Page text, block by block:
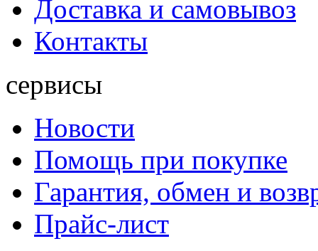
Доставка и самовывоз
Контакты
сервисы
Новости
Помощь при покупке
Гарантия, обмен и
Прайс-лист